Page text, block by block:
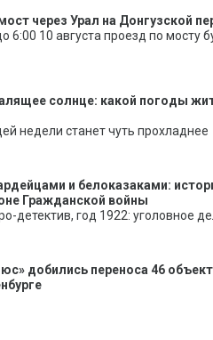
через Урал на Донгузской
6:00 10 августа проезд по мосту
солнце: какой погоды
недели станет чуть прохладнее
и белоказаками:
Гражданской войны
детектив, год 1922: уголовное
добились переноса 46